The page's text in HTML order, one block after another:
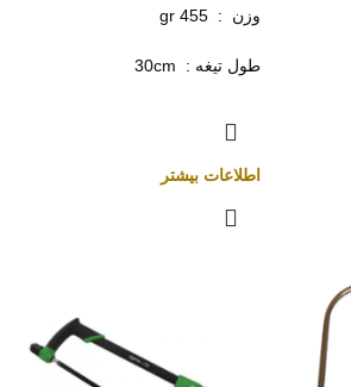
وزن : 455 gr
طول تیغه : 30cm
اطلاعات بیشتر